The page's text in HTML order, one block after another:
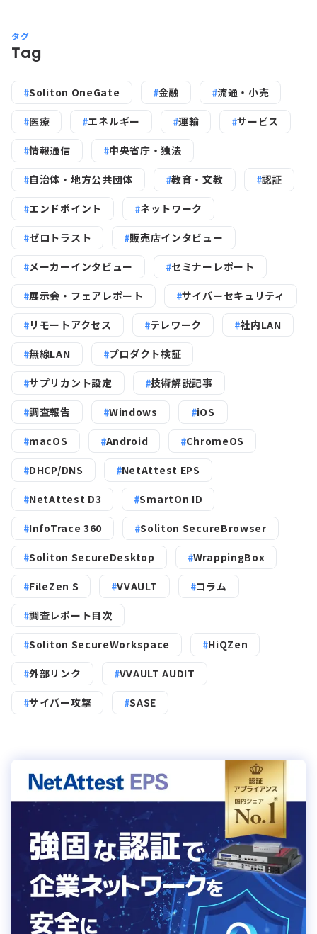
タグ
Tag
Soliton OneGate 金融 流通・小売
医療 エネルギー 運輸 サービス
情報通信 中央省庁・独法
自治体・地方公共団体 教育・文教 認証
エンドポイント ネットワーク
ゼロトラスト 販売店インタビュー
メーカーインタビュー セミナーレポート
展示会・フェアレポート サイバーセキュリティ
リモートアクセス テレワーク 社内LAN
無線LAN プロダクト検証
サプリカント設定 技術解説記事
調査報告 Windows iOS
macOS Android ChromeOS
DHCP/DNS NetAttest EPS
NetAttest D3 SmartOn ID
InfoTrace 360 Soliton SecureBrowser
Soliton SecureDesktop WrappingBox
FileZen S VVAULT コラム
調査レポート目次
Soliton SecureWorkspace HiQZen
外部リンク VVAULT AUDIT
サイバー攻撃 SASE